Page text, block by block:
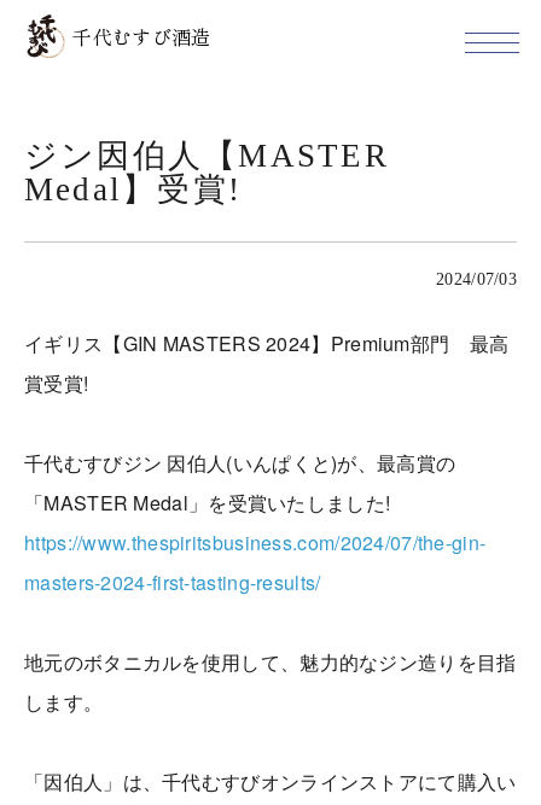
千代むすび酒造
ジン因伯人【MASTER
Medal】受賞!
2024/07/03
イギリス【GIN MASTERS 2024】Premium部門 最高
賞受賞!
千代むすびジン 因伯人(いんぱくと)が、最高賞の
「MASTER Medal」を受賞いたしました!
https://www.thespiritsbusiness.com/2024/07/the-gin-
masters-2024-first-tasting-results/
地元のボタニカルを使用して、魅力的なジン造りを目指
します。
「因伯人」は、千代むすびオンラインストアにて購入い